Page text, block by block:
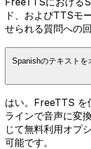
ド、およびTTSモ
せられる質問への
Spanishのテキストを
はい。FreeTTS を
ラインで音声に変
じて無料利用オプ
可能です。